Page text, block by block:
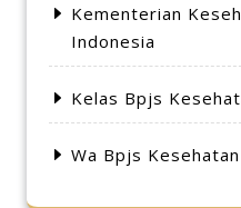
Kementerian
Indonesia
Kelas Bpjs
Wa Bpjs Kesehatan